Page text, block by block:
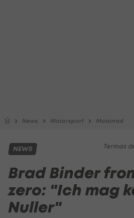
News Motorsport Motorrad
Termas
NEWS
Brad Binder
zero: "Ich mag
Nuller"